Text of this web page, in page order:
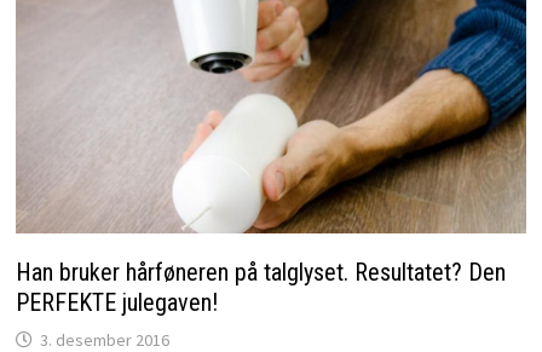
Han bruker hårføneren på talglyset. Resultatet? Den
PERFEKTE julegaven!
3. desember 2016